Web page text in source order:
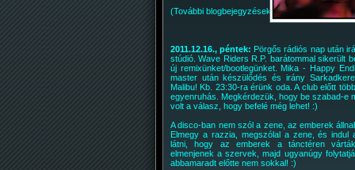
(További blogbejegyzések:Blog 2012 Blog
2011.12.16., péntek: Pörgős rádiós nap után
stúdió. Wave Riders R.P. barátommal sikerült
új remixünket/bootlegünket. Mika - Happy
master után készülődés és irány
Malibu! Kb. 23:30-ra érünk oda. A club előtt
egyenruhás. Megkérdezük, hogy be szabad-e
volt a válasz, hogy befelé még lehet! :)
A disco-ban nem szól a zene, az emberek
Elmegy a razzia, megszólal a zene, és indul
látni, hogy az emberek a tánctéren
elmenjenek a szervek, majd ugyanúgy
abbamaradt előtte nem sokkal! :)